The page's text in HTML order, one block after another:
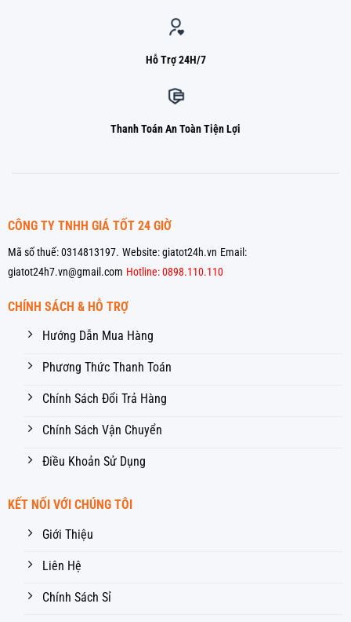
Hỗ Trợ 24H/7
Thanh Toán An Toàn Tiện Lợi
CÔNG TY TNHH GIÁ TỐT 24 GIỜ
Mã số thuế: 0314813197. Website: giatot24h.vn Email:
giatot24h7.vn@gmail.com Hotline: 0898.110.110
CHÍNH SÁCH & HỖ TRỢ
Hướng Dẫn Mua Hàng
Phương Thức Thanh Toán
Chính Sách Đổi Trả Hàng
Chính Sách Vận Chuyển
Điều Khoản Sử Dụng
KẾT NỐI VỚI CHÚNG TÔI
Giới Thiệu
Liên Hệ
Chính Sách Sỉ